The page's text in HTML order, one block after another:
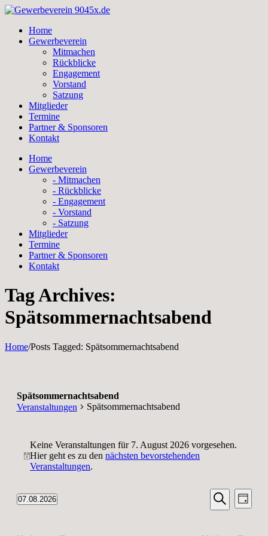
Skip
contentHome
Gewerbeverein
Mitmachen
Rückblicke
Engagement
Vorstand
Satzung
Mitglieder
Termine
Partner & Sponsoren
Kontakt
Home
Gewerbeverein
- Mitmachen
- Rückblicke
- Engagement
- Vorstand
- Satzung
Mitglieder
Termine
Partner & Sponsoren
Kontakt
Tag Archives:
Spätsommernachtsabend
Home/Posts Tagged: Spätsommernachtsabend
Spätsommernachtsabend
Veranstaltungen
Spätsommernachtsabend
für
2026
Hinweis
Keine Veranstaltungen für 7. August 2026 vorgesehen.
Hier geht es zu dennächsten bevorstehenden
Veranstaltungen.
Suche
Suche
Tag
07.08.2026